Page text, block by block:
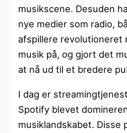
musikscene. Desuden
nye medier som radio,
afspillere revolutioneret
musik på, og gjort det
at nå ud til et bredere
I dag er
Spotify blevet
musiklandskabet. Disse